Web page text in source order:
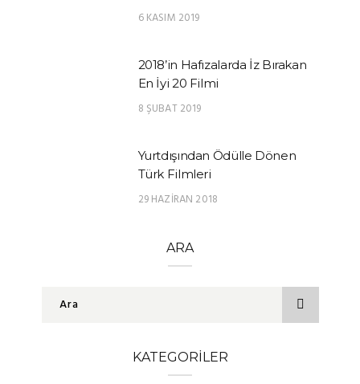
6 KASIM 2019
2018’in Hafızalarda İz Bırakan
En İyi 20 Filmi
8 ŞUBAT 2019
Yurtdışından Ödülle Dönen
Türk Filmleri
29 HAZIRAN 2018
ARA
KATEGORILER